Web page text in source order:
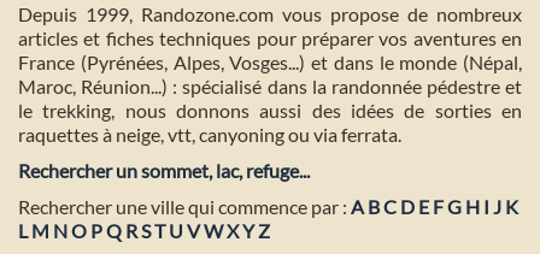
Depuis 1999, Randozone.com vous propose de nombreux
articles et fiches techniques pour préparer vos aventures en
France (Pyrénées, Alpes, Vosges...) et dans le monde (Népal,
Maroc, Réunion...) : spécialisé dans la randonnée pédestre et
le trekking, nous donnons aussi des idées de sorties en
raquettes à neige, vtt, canyoning ou via ferrata.
Rechercher un sommet, lac, refuge...
Rechercher une ville qui commence par : A BC D E FG H I J K
L M NO PQ RST U VWXYZ